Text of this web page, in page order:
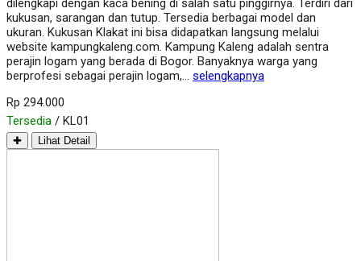
dilengkapi dengan kaca bening di salah satu pinggirnya. Terdiri dari
kukusan, sarangan dan tutup. Tersedia berbagai model dan
ukuran. Kukusan Klakat ini bisa didapatkan langsung melalui
website kampungkaleng.com. Kampung Kaleng adalah sentra
perajin logam yang berada di Bogor. Banyaknya warga yang
berprofesi sebagai perajin logam,… selengkapnya
Rp 294.000
Tersedia / KL01
✚ Lihat Detail